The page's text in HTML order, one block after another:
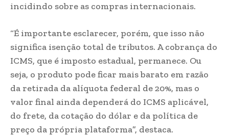
incidindo sobre as compras internacionais.
“É importante esclarecer, porém, que isso não
significa isenção total de tributos. A cobrança do
ICMS, que é imposto estadual, permanece. Ou
seja, o produto pode ficar mais barato em razão
da retirada da alíquota federal de 20%, mas o
valor final ainda dependerá do ICMS aplicável,
do frete, da cotação do dólar e da política de
preço da própria plataforma”, destaca.